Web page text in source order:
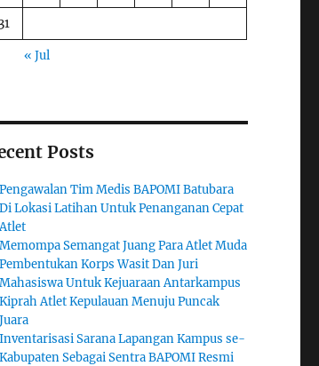
31
« Jul
Posts
Pengawalan Tim Medis BAPOMI Batubara
Di Lokasi Latihan Untuk Penanganan Cepat
Atlet
Memompa Semangat Juang Para Atlet Muda
Pembentukan Korps Wasit Dan Juri
Mahasiswa Untuk Kejuaraan Antarkampus
Kiprah Atlet Kepulauan Menuju Puncak
Juara
Inventarisasi Sarana Lapangan Kampus se-
Kabupaten Sebagai Sentra BAPOMI Resmi